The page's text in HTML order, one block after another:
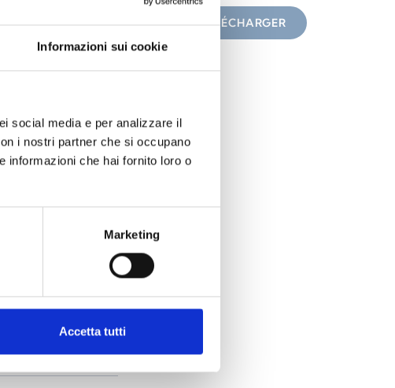
Informazioni sui cookie
social media e per analizzare il
i nostri partner che si occupano
informazioni che hai fornito loro o
Marketing
Accetta tutti
TÉLÉCHARGER